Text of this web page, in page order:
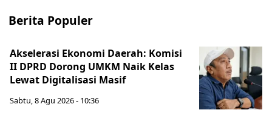
Berita Populer
Akselerasi Ekonomi Daerah: Komisi
II DPRD Dorong UMKM Naik Kelas
Lewat Digitalisasi Masif
Sabtu, 8 Agu 2026 - 10:36